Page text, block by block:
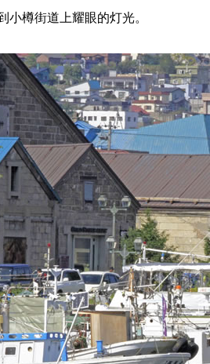
小樽街道上耀眼的灯光。